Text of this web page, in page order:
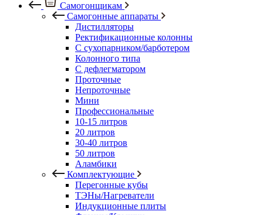
Самогонщикам
Самогонные аппараты
Дистилляторы
Ректификационные колонны
С сухопарником/барботером
Колонного типа
С дефлегматором
Проточные
Непроточные
Мини
Профессиональные
10-15 литров
20 литров
30-40 литров
50 литров
Аламбики
Комплектующие
Перегонные кубы
ТЭНы/Нагреватели
Индукционные плиты